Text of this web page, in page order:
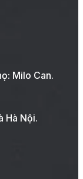
Milo Can.
Hà Nội.